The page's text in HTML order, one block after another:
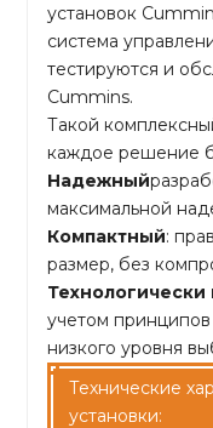
установок
система
тестируются и
Cummins.
Такой
каждое решение
Надежный
максимальной
Компактный:
размер, без
учетом принципов
низкого уровня
Технические
установки: